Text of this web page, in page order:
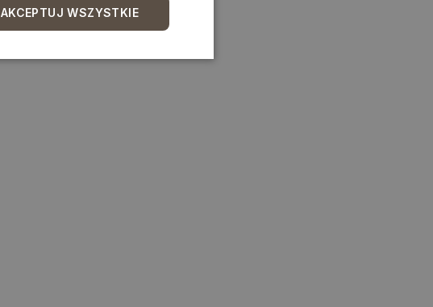
AKCEPTUJ WSZYSTKIE